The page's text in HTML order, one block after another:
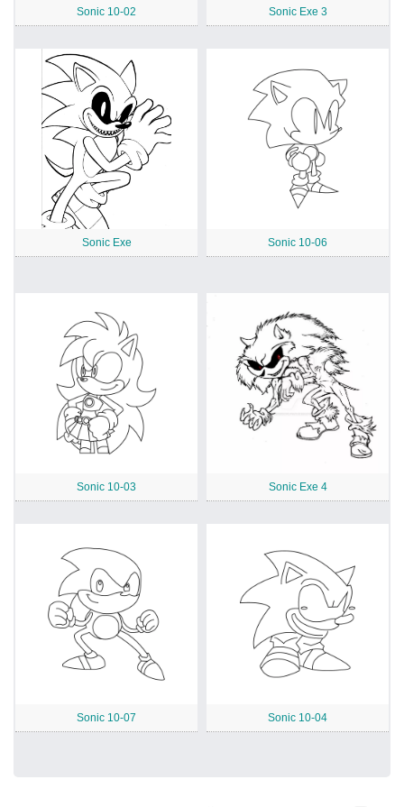
Sonic 10-02 Sonic Exe 3
Sonic Exe Sonic 10-06
Sonic 10-03 Sonic Exe 4
Sonic 10-07 Sonic 10-04